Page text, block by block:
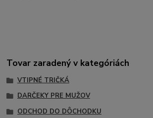
Tovar zaradený v kategóriách
VTIPNÉ TRIČKÁ
DARČEKY PRE MUŽOV
ODCHOD DO DÔCHODKU